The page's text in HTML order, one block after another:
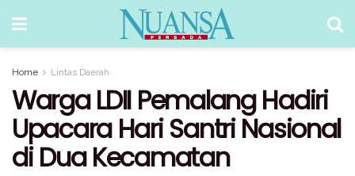
Home Lintas Daerah
Warga LDII Pemalang Hadiri
Upacara Hari Santri Nasional
di Dua Kecamatan